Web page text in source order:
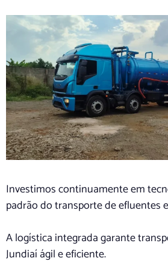
Investimos continuamente em
padrão do transporte de efluentes
A logística integrada garante
Jundiaí ágil e eficiente.